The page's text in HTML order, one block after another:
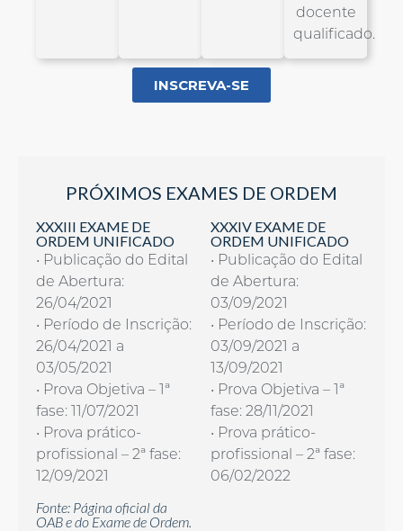
docente
qualificado.
INSCREVA-SE
PRÓXIMOS EXAMES DE ORDEM
XXXIII EXAME DE
ORDEM UNIFICADO
• Publicação do Edital
de Abertura:
26/04/2021
• Período de Inscrição:
26/04/2021 a
03/05/2021
• Prova Objetiva – 1ª
fase: 11/07/2021
• Prova prático-
profissional – 2ª fase:
12/09/2021
Fonte: Página oficial da
OAB e do Exame de Ordem.
XXXIV EXAME DE
ORDEM UNIFICADO
• Publicação do Edital
de Abertura:
03/09/2021
• Período de Inscrição:
03/09/2021 a
13/09/2021
• Prova Objetiva – 1ª
fase: 28/11/2021
• Prova prático-
profissional – 2ª fase:
06/02/2022